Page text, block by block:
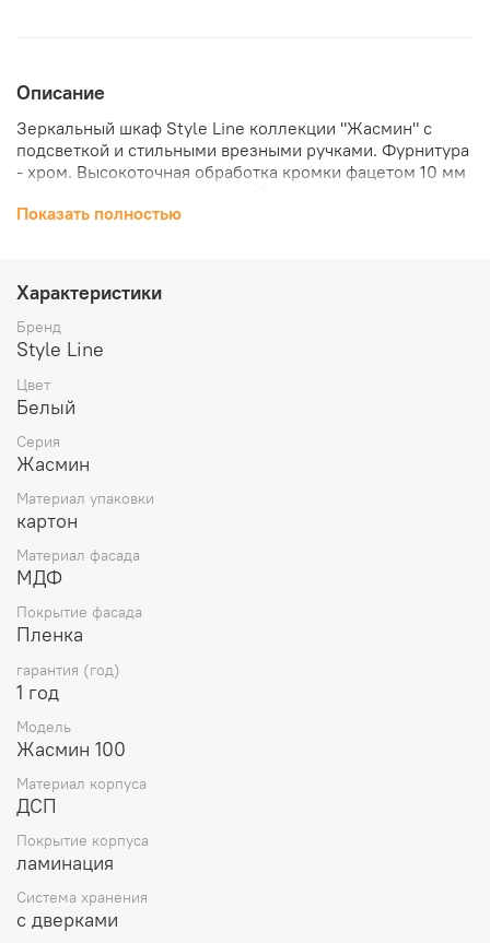
Описание
Зеркальный шкаф Style Line коллекции "Жасмин" с
подсветкой и стильными врезными ручками. Фурнитура
- хром. Высокоточная обработка кромки фацетом 10 мм
порезов. Еврокромка, обработанные полочки крепятся с
Показать полностью
Характеристики
Бренд
Style Line
Цвет
Белый
Серия
Жасмин
Материал упаковки
картон
Материал фасада
МДФ
Покрытие фасада
Пленка
гарантия (год)
1 год
Модель
Жасмин 100
Материал корпуса
ДСП
Покрытие корпуса
ламинация
Система хранения
с дверками